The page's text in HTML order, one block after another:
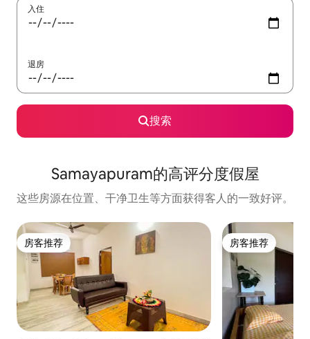
入住
退房
搜索
Samayapuram的高评分度假屋
这些房源在位置、干净卫生等方面获得客人的一致好评。
房客推荐
房客推荐 房客推荐
房客推荐